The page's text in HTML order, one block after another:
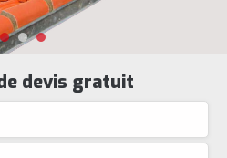
devis gratuit